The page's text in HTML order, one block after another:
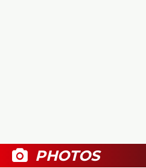
BOUTIQUE
PHOTOS